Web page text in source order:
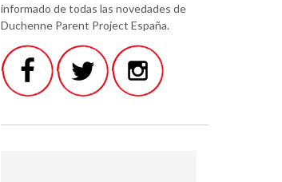
informado de todas las novedades de
Duchenne Parent Project España.